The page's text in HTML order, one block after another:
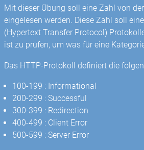
Mit dieser Übung soll eine Zahl von
eingelesen werden. Diese Zahl soll
(Hypertext Transfer Protocol)
ist zu prüfen, um was für eine
Das HTTP-Protokoll definiert die
100-199 : Informational
200-299 : Successful
300-399 : Redirection
400-499 : Client Error
500-599 : Server Error